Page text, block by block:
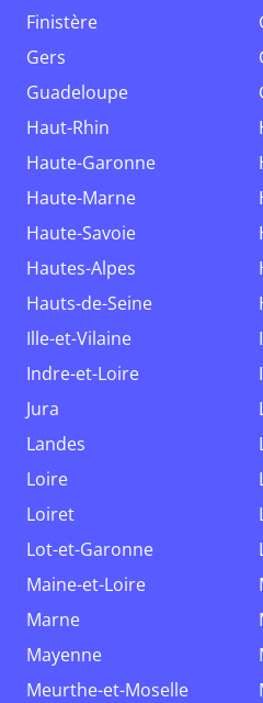
Finistère
Gers
Guadeloupe
Haut-Rhin
Haute-Garonne
Haute-Marne
Haute-Savoie
Hautes-Alpes
Hauts-de-Seine
Ille-et-Vilaine
Indre-et-Loire
Jura
Landes
Loire
Loiret
Lot-et-Garonne
Maine-et-Loire
Marne
Mayenne
Meurthe-et-Moselle